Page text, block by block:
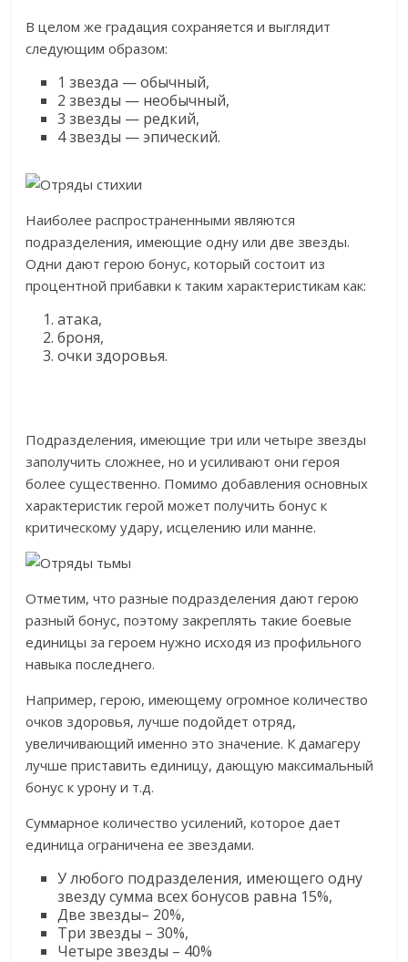
В целом же градация сохраняется и выглядит
следующим образом:
1 звезда — обычный,
2 звезды — необычный,
3 звезды — редкий,
4 звезды — эпический.
Наиболее распространенными являются
подразделения, имеющие одну или две звезды.
Одни дают герою бонус, который состоит из
процентной прибавки к таким характеристикам как:
атака,
броня,
очки здоровья.
Подразделения, имеющие три или четыре звезды
заполучить сложнее, но и усиливают они героя
более существенно. Помимо добавления основных
характеристик герой может получить бонус к
критическому удару, исцелению или манне.
Отметим, что разные подразделения дают герою
разный бонус, поэтому закреплять такие боевые
единицы за героем нужно исходя из профильного
навыка последнего.
Например, герою, имеющему огромное количество
очков здоровья, лучше подойдет отряд,
увеличивающий именно это значение. К дамагеру
лучше приставить единицу, дающую максимальный
бонус к урону и т.д.
Суммарное количество усилений, которое дает
единица ограничена ее звездами.
У любого подразделения, имеющего одну
звезду сумма всех бонусов равна 15%,
Две звезды– 20%,
Три звезды – 30%,
Четыре звезды – 40%